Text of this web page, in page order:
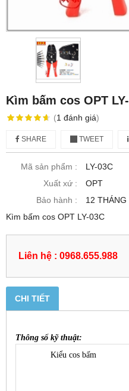
Kìm bấm cos OPT
(1 đánh giá)
SHARE TWEET
Mã sản phẩm :
LY-03C
Xuất xứ :
OPT
Bảo hành :
12 THÁNG
Kìm bấm cos OPT LY-03C
Liên hệ : 0968.655.988
CHI TIẾT
Thông số kỹ thuật:
Kiểu cos bấm